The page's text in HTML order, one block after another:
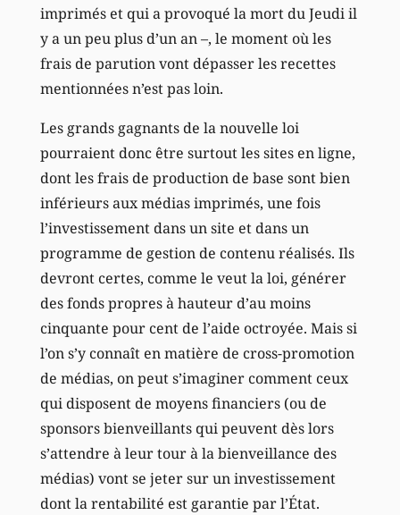
imprimés et qui a provoqué la mort du Jeudi il
y a un peu plus d’un an –, le moment où les
frais de parution vont dépasser les recettes
mentionnées n’est pas loin.
Les grands gagnants de la nouvelle loi
pourraient donc être surtout les sites en ligne,
dont les frais de production de base sont bien
inférieurs aux médias imprimés, une fois
l’investissement dans un site et dans un
programme de gestion de contenu réalisés. Ils
devront certes, comme le veut la loi, générer
des fonds propres à hauteur d’au moins
cinquante pour cent de l’aide octroyée. Mais si
l’on s’y connaît en matière de cross-promotion
de médias, on peut s’imaginer comment ceux
qui disposent de moyens financiers (ou de
sponsors bienveillants qui peuvent dès lors
s’attendre à leur tour à la bienveillance des
médias) vont se jeter sur un investissement
dont la rentabilité est garantie par l’État.